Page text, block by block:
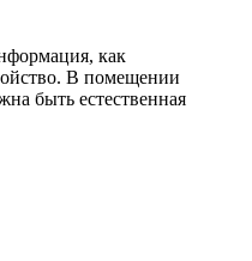
как
В помещении
быть естественная